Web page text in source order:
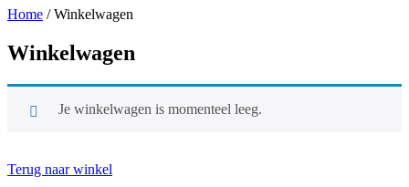
Home / Winkelwagen
Winkelwagen
Je winkelwagen is momenteel leeg.
Terug naar winkel